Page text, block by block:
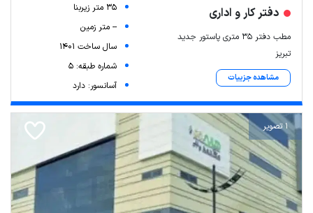
دفتر کار و اداری
مطب دفتر ۳۵ متری پاستور جدید
تبریز
مشاهده جزییات
35 متر زیربنا
-- متر زمین
سال ساخت 1401
شماره طبقه: 5
آسانسور: دارد
1 تصویر